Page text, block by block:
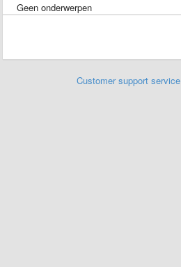
Geen onderwerpen
Customer support service